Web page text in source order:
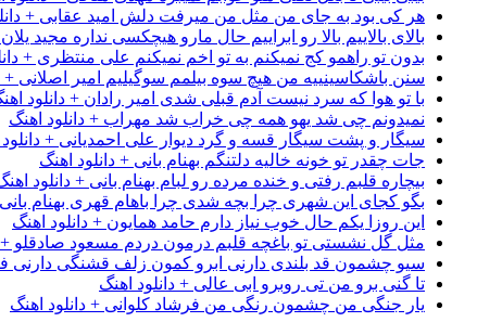
هر کی بود به جای من مثل من میرفت دلش امید عقابی +
بالای بالاییم بالا رو ابراییم حال مارو هیچکسی نداره مجید
بدون تو راهمو کج نمیکنم به تو اخم نمیکنم علی منتظری +
سنن باشکاسینییه من هیچ سوه بیلمم سوگیلیم امیر اصلانی +
با تو هوا که سرد نیست آدم قبلی شدی امیر رادان + دانلود
نمیدونم چی شد یهو همه چی خراب شد مهراب + دانلود اهنگ
سیگار و پشت سیگار قسه و گرد دیوار علی احمدیانی +
جات چقدر تو خونه خالیه دلتنگم بهنام بانی + دانلود اهنگ
بیچاره قلبم رفتی و خنده مرده رو لبام بهنام بانی + دانلود
بگو کجای این شهری چرا بچه شدی چرا باهام قهری بهنام بانی
این روزا یکم حال خوب نیاز دارم حامد همایون + دانلود اهنگ
مثل گل نشستی تو باغچه قلبم درمون دردم مسعود صادقلو +
سیو چشمون قد بلندی دارنی ابرو کمون زلف قشنگی دارنی
تا گنی برو من تی روبرو ابی عالی + دانلود اهنگ
یار جنگی من چشمون رنگی من فرشاد کلوانی + دانلود اهنگ